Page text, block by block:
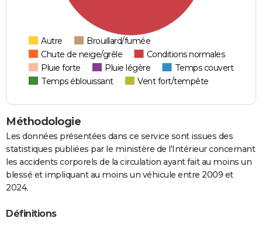
Autre
Brouillard/fumée
Chute de neige/grêle
Conditions normales
Pluie forte
Pluie légère
Temps couvert
Temps éblouissant
Vent fort/tempête
Méthodologie
Les données présentées dans ce service sont issues des
statistiques publiées par le ministère de l'Intérieur concernant
les accidents corporels de la circulation ayant fait au moins un
blessé et impliquant au moins un véhicule entre 2009 et
2024.
Définitions